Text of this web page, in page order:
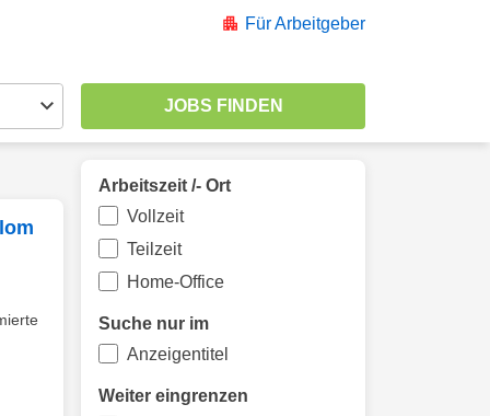
Für Arbeitgeber
Arbeitszeit /- Ort
Vollzeit
Teilzeit
Home-Office
Suche nur im
Anzeigentitel
Weiter eingrenzen